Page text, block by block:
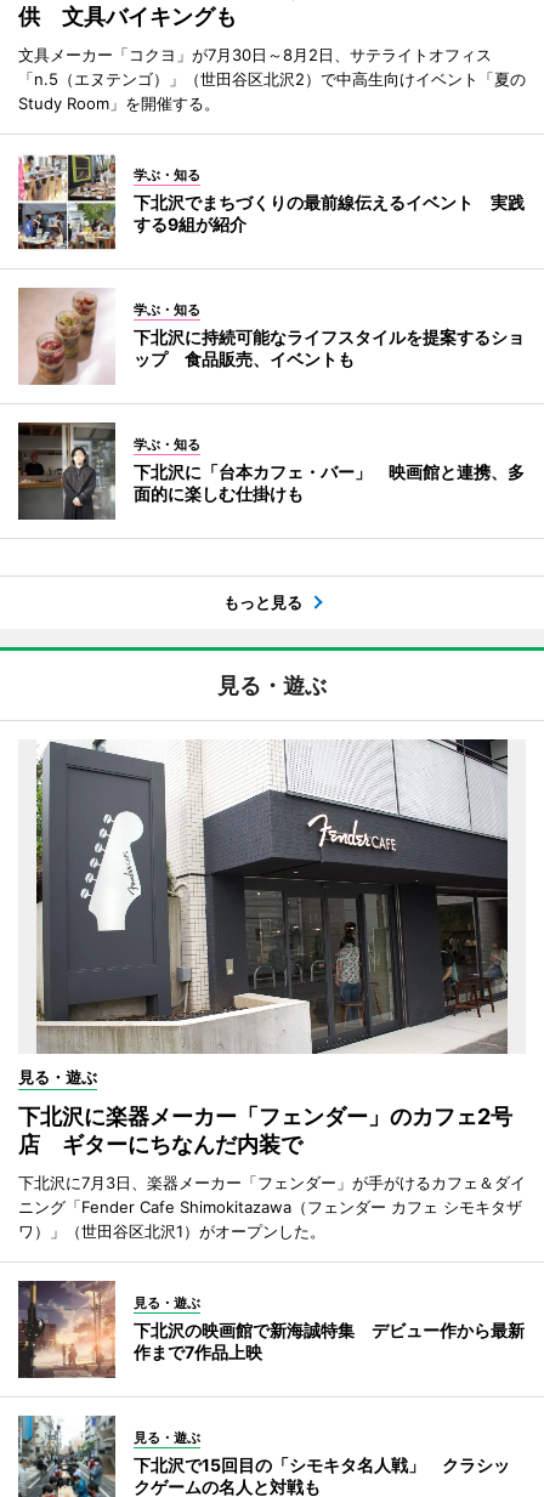
供 文具バイキングも
文具メーカー「コクヨ」が7月30日～8月2日、サテライトオフィス
「n.5（エヌテンゴ）」（世田谷区北沢2）で中高生向けイベント「夏の
Study Room」を開催する。
学ぶ・知る
下北沢でまちづくりの最前線伝えるイベント 実践
する9組が紹介
学ぶ・知る
下北沢に持続可能なライフスタイルを提案するショ
ップ 食品販売、イベントも
学ぶ・知る
下北沢に「台本カフェ・バー」 映画館と連携、多
面的に楽しむ仕掛けも
もっと見る
見る・遊ぶ
見る・遊ぶ
下北沢に楽器メーカー「フェンダー」のカフェ2号
店 ギターにちなんだ内装で
下北沢に7月3日、楽器メーカー「フェンダー」が手がけるカフェ＆ダイ
ニング「Fender Cafe Shimokitazawa（フェンダー カフェ シモキタザ
ワ）」（世田谷区北沢1）がオープンした。
見る・遊ぶ
下北沢の映画館で新海誠特集 デビュー作から最新
作まで7作品上映
見る・遊ぶ
下北沢で15回目の「シモキタ名人戦」 クラシッ
クゲームの名人と対戦も